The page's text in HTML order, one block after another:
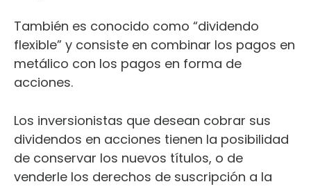
También es conocido como “dividendo
flexible” y consiste en combinar los pagos en
metálico con los pagos en forma de
acciones.
Los inversionistas que desean cobrar sus
dividendos en acciones tienen la posibilidad
de conservar los nuevos títulos, o de
venderle los derechos de suscripción a la